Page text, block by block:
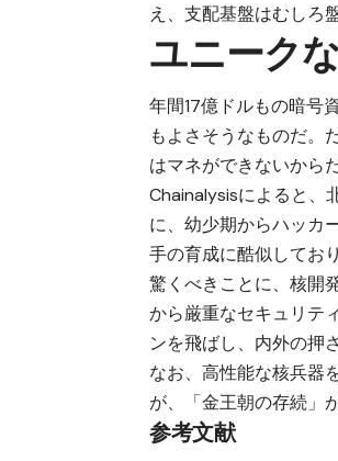
え、支配基盤はむしろ
ユニーク
年間17億ドルもの暗号
もよさそうなものだ。
はマネができないからだ
Chainalysisによると、
に、幼少期からハッカ
手の育成に酷似してお
驚くべきことに、核開
から厳重なセキュリテ
ンを飛ばし、内外の押
なお、高性能な核兵器
が、「金王朝の存続」
参考文献